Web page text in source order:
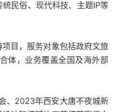
民俗、现代科技、主题IP等
目，服务对象包括政府文旅
体，业务覆盖全国及海外部
、2023年西安大唐不夜城新